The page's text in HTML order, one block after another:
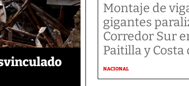
Montaje de
gigantes
Corredor Sur
Paitilla y Costa
NACIONAL